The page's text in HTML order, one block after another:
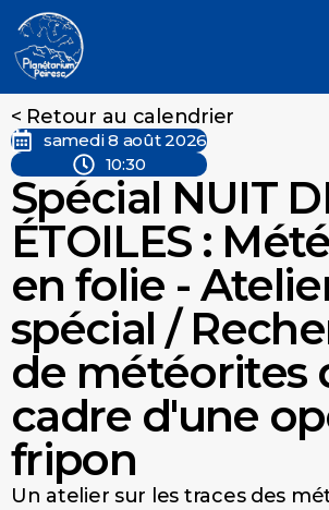
< Retour au calendrier
samedi 8 août 2026
10:30
Spécial NUIT
ÉTOILES :
en folie -
spécial /
de météorites
cadre d'une
fripon
Un atelier sur les traces des